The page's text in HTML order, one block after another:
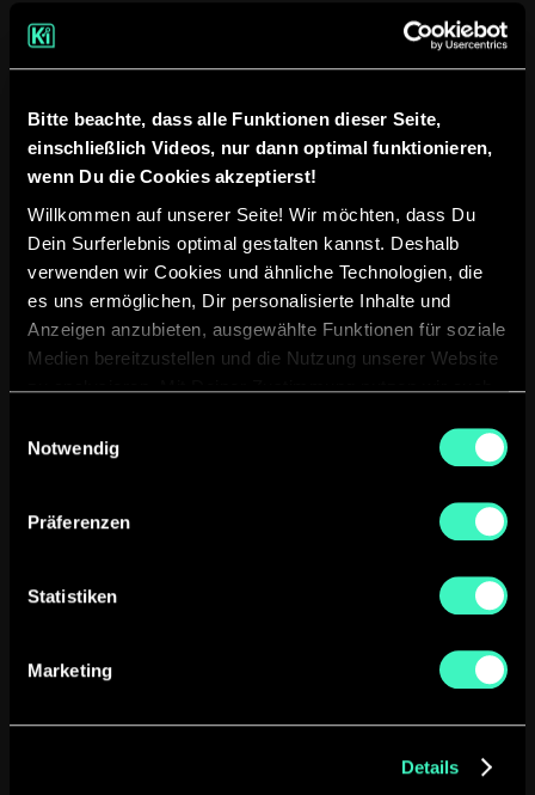
Bitte beachte, dass alle Funktionen dieser Seite,
einschließlich Videos, nur dann optimal funktionieren,
wenn Du die Cookies akzeptierst!
Willkommen auf unserer Seite! Wir möchten, dass Du
Dein Surferlebnis optimal gestalten kannst. Deshalb
verwenden wir Cookies und ähnliche Technologien, die
es uns ermöglichen, Dir personalisierte Inhalte und
Anzeigen anzubieten, ausgewählte Funktionen für soziale
Medien bereitzustellen und die Nutzung unserer Website
zu analysieren. Mit Deiner Zustimmung nutzen wir auch
personalisierte Anzeigen und Inhalte. Du kannst Deine
Einwilligung jederzeit widerrufen oder ablehnen. Weitere
unserer Datenschutzerklärung.
Notwendig
Präferenzen
Statistiken
Marketing
Details
KI bündelt Informationen aus
Dokumentationen, Systemen und
Projekten und macht sie zentral
nutzbar.
Automatisierte Koordination &
Informationsflüsse
Wiederkehrende Abstimmungen und